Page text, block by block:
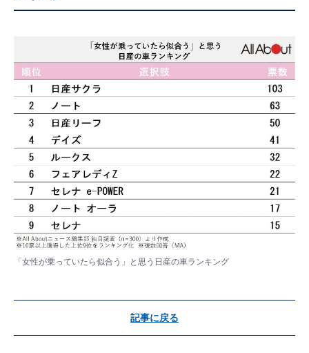
「女性が乗っていたら似合う」と思う日産の車ランキング
記事に戻る